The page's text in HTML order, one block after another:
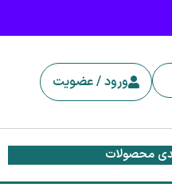
ورود / عضویت
محصولات